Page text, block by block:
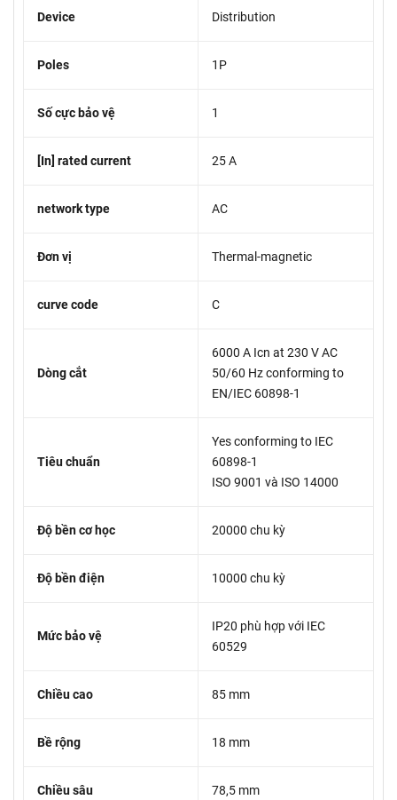
Device Distribution
Poles 1P
Số cực bảo vệ 1
[In] rated current 25 A
network type AC
Đơn vị Thermal-magnetic
curve code C
Dòng cắt
6000 A Icn at 230 V AC
50/60 Hz conforming to
EN/IEC 60898-1
Tiêu chuẩn
Yes conforming to IEC
60898-1
ISO 9001 và ISO 14000
Độ bền cơ học 20000 chu kỳ
Độ bền điện 10000 chu kỳ
Mức bảo vệ
IP20 phù hợp với IEC
60529
Chiều cao 85 mm
Bề rộng 18 mm
Chiều sâu 78,5 mm